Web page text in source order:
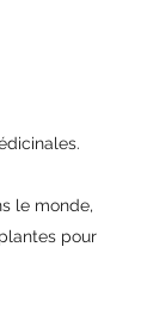
le monde,
pour